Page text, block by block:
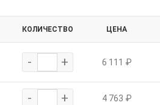
КОЛИЧЕСТВО ЦЕНА
- + 6 111 ₽
- + 4 763 ₽